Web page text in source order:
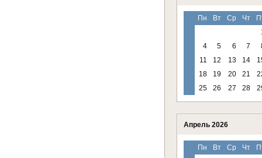
Пн Вт Ср Чт
4
5 6 7
11
12 13 14
18
19 20 21
25
26 27 28
Апрель 2026
Пн Вт Ср Чт